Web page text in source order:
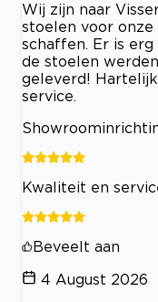
Wij zijn naar
stoelen voor onze
schaffen. Er is
de stoelen
geleverd!
service.
Kwaliteit en
Beveelt aan
4 August 2026